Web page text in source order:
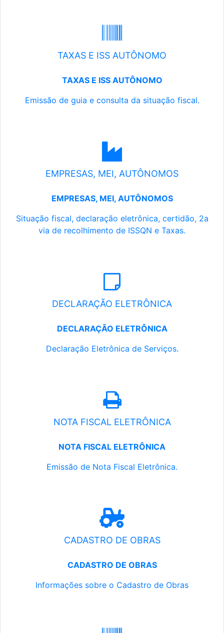
TAXAS E ISS AUTÔNOMO
TAXAS E ISS AUTÔNOMO
Emissão de guia e consulta da situação fiscal.
EMPRESAS, MEI, AUTÔNOMOS
EMPRESAS, MEI, AUTÔNOMOS
Situação fiscal, declaração eletrônica, certidão, 2a
via de recolhimento de ISSQN e Taxas.
DECLARAÇÃO ELETRÔNICA
DECLARAÇÃO ELETRÔNICA
Declaração Eletrônica de Serviços.
NOTA FISCAL ELETRÔNICA
NOTA FISCAL ELETRÔNICA
Emissão de Nota Fiscal Eletrônica.
CADASTRO DE OBRAS
CADASTRO DE OBRAS
Informações sobre o Cadastro de Obras